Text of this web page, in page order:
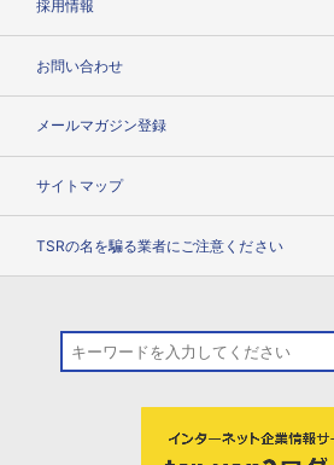
採用情報
お問い合わせ
メールマガジン登録
サイトマップ
TSRの名を騙る業者にご注意ください